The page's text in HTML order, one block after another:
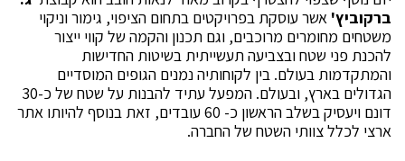
ברקוביץ'אשר עוסקת בפרויקטים בתחום הציפוי, גימור וניקוי
משטחים מחומרים מרוכבים, וגם תכנון והקמה של קווי ייצור
להכנת פני שטח ובצביעה תעשייתית בשיטות החדישות
והמתקדמות בעולם. בין לקוחותיה נמנים הגופים המוסדיים
הגדולים בארץ, ובעולם. המפעל עתיד להבנות על שטח של כ-30
דונם ויעסיק בשלב הראשון כ- 60 עובדים, זאת בנוסף להיותו אתר
ארצי לכלל צוותי השטח של החברה.